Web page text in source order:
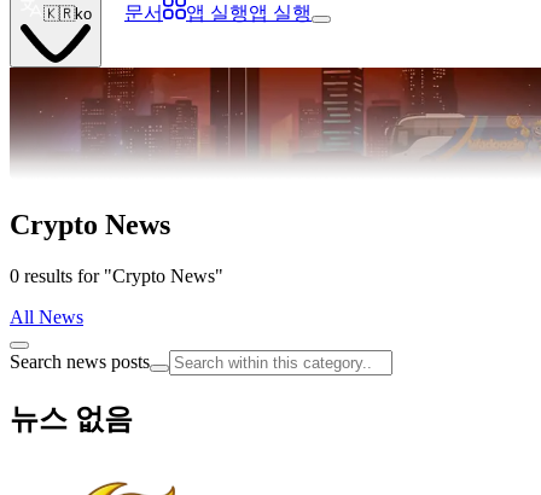
🇰🇷ko 문서 앱 실행앱 실행
Crypto News
0 results for "Crypto News"
All News
Search news posts
뉴스 없음